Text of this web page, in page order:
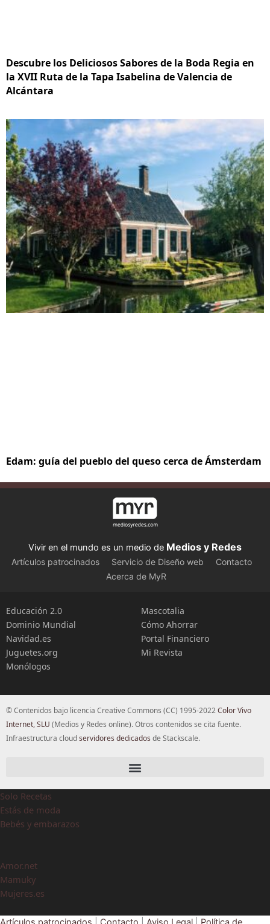
Descubre los Deliciosos Sabores de la Boda Regia en
la XVII Ruta de la Tapa Isabelina de Valencia de
Alcántara
Edam: guía del pueblo del queso cerca de Ámsterdam
Vivir en el mundo es un medio de Medios y Redes
Artículos patrocinados Servicio de Diseño web
Contacto
Acerca de MyR
Educación 2.0
Dominio Mundial
Navidad.es
Juguetes.org
Monólogos
Mascotalia
Cómo Ahorrar
Portal Financiero
Mi Revista
© Contenidos bajo licencia Creative Commons (CC) 1995-2022Color Vivo
Internet, SLU (Medios y Redes online). Otros contenidos se cita fuente.
Infraestructura cloudservidores dedicados de Stackscale.
Solo Recetas
Estás de moda
Bebés y embarazos
Amor.net
Mamuky
Mujeres.es